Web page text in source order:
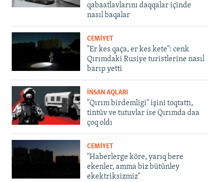
qabaatlavlarını daqqalar içinde
nasıl baqalar
CEMİYET
"Er kes qaça, er kes kete": cenk
Qırımdaki Rusiye turistlerine nasıl
barıp yetti
İNSAN AQLARI
"Qırım birdemligi" işini toqtattı,
tintüv ve tutuvlar ise Qırımda daa
çoq oldı
CEMİYET
"Haberlerge köre, yarıq bere
ekenler, amma biz bütünley
ekektriksizmiz"